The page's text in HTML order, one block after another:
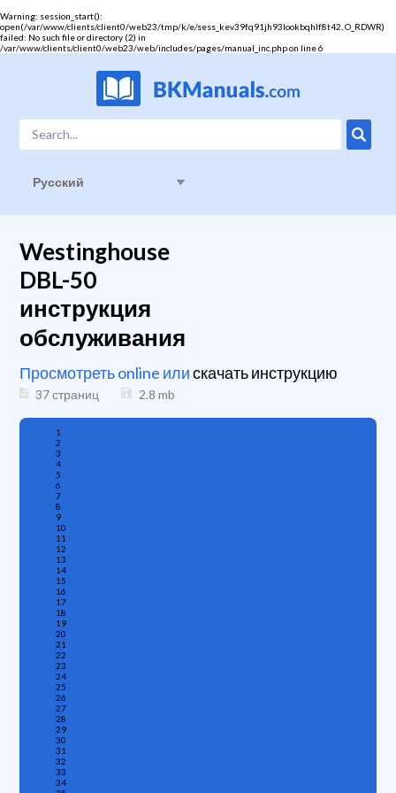
Warning: session_start():
open(/var/www/clients/client0/web23/tmp/k/e/sess_kev39fq91jh93lookbqhlf8t42, O_RDWR)
failed: No such file or directory (2) in
/var/www/clients/client0/web23/web/includes/pages/manual_inc.phpon line6
Русский
Westinghouse
DBL-50
инструкция
обслуживания
Просмотреть online илискачать инструкцию
37 страниц 2.8 mb
1
2
3
4
5
6
7
8
9
10
11
12
13
14
15
16
17
18
19
20
21
22
23
24
25
26
27
28
29
30
31
32
33
34